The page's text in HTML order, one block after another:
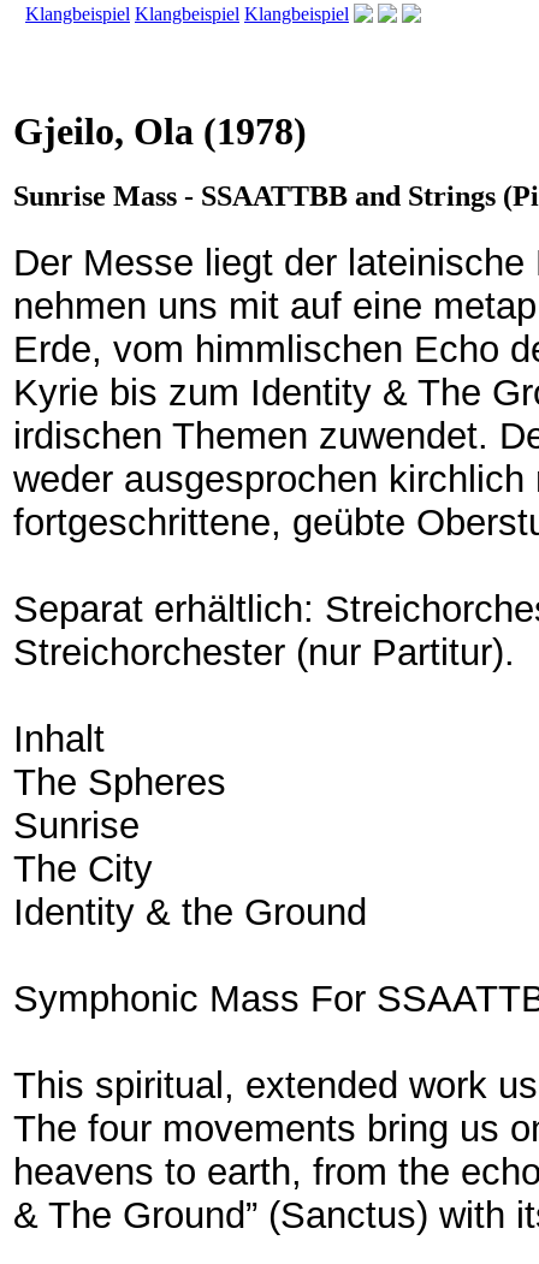
Klangbeispiel Klangbeispiel Klangbeispiel
Gjeilo, Ola (1978)
Sunrise Mass - SSAATTBB and Strings
Der Messe liegt der
nehmen uns mit auf eine
Erde, vom himmlischen Echo
Kyrie bis zum Identity & The
irdischen Themen zuwendet.
weder ausgesprochen
fortgeschrittene, geübte
Separat erhältlich:
Streichorchester (nur Partitur).
Inhalt
The Spheres
Sunrise
The City
Identity & the Ground
Symphonic Mass For
This spiritual, extended work
The four movements bring us
heavens to earth, from the
& The Ground” (Sanctus) with